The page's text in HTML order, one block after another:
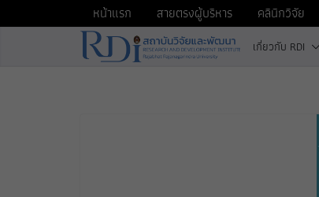
to
หน้าแรก สายตรงผู้บริหาร คลินิกวิจัย
เกี่ยวกับ RDI